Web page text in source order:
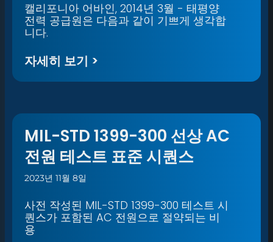
캘리포니아 어바인, 2014년 3월 - 태평양
전력 공급원은 다음과 같이 기쁘게 생각합
니다.
자세히 보기 >
MIL-STD 1399-300 선상 AC
전원 테스트 표준 시퀀스
2023년 11월 8일
사전 작성된 MIL-STD 1399-300 테스트 시
퀀스가 포함된 AC 전원으로 절약되는 비
용